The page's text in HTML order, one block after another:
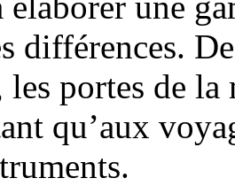
différences.
les portes de
qu’aux